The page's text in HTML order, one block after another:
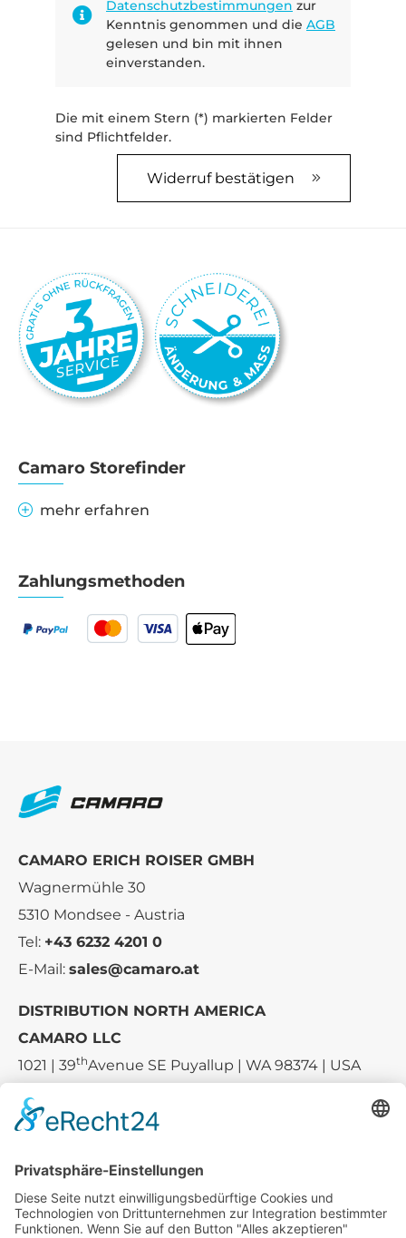
Datenschutzbestimmungen zur
Kenntnis genommen und die AGB
gelesen und bin mit ihnen
einverstanden.
Die mit einem Stern (*) markierten Felder
sind Pflichtfelder.
Widerruf bestätigen
Camaro Storefinder
mehr erfahren
Zahlungsmethoden
CAMARO ERICH ROISER GMBH
Wagnermühle 30
5310 Mondsee - Austria
Tel: +43 6232 4201 0
E-Mail: sales@camaro.at
DISTRIBUTION NORTH AMERICA
CAMARO LLC
1021 | 39thAvenue SE Puyallup | WA 98374 | USA
Tel.:+1 253-867-57 35
Unternehmen